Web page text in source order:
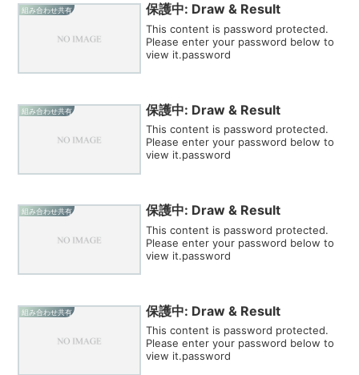
組み合わせ共有 保護中: Draw & Result
This content is password protected.
Please enter your password below to
view it.password
組み合わせ共有 保護中: Draw & Result
This content is password protected.
Please enter your password below to
view it.password
組み合わせ共有 保護中: Draw & Result
This content is password protected.
Please enter your password below to
view it.password
組み合わせ共有 保護中: Draw & Result
This content is password protected.
Please enter your password below to
view it.password